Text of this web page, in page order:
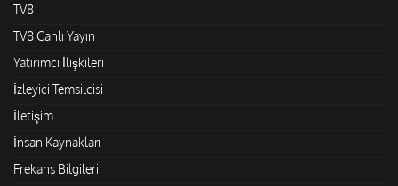
TV8
TV8 Canlı Yayın
Yatırımcı İlişkileri
İzleyici Temsilcisi
İletişim
İnsan Kaynakları
Frekans Bilgileri